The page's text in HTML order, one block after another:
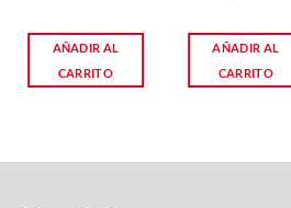
AÑADIR AL
CARRITO
AÑADIR AL
CARRITO